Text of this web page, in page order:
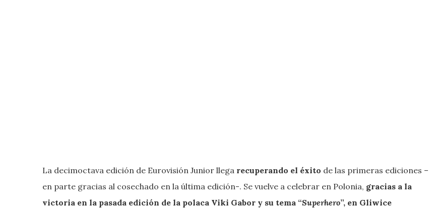
La decimoctava edición de Eurovisión Junior llega recuperando el éxito de las primeras ediciones –
en parte gracias al cosechado en la última edición-. Se vuelve a celebrar en Polonia, gracias a la
victoria en la pasada edición de la polaca Viki Gabor y su tema “Superhero”, en Gliwice